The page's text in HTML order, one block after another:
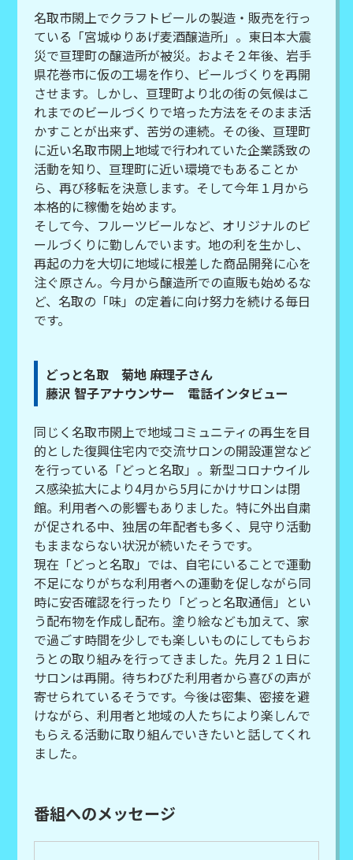
名取市閖上でクラフトビールの製造・販売を行っ
ている「宮城ゆりあげ麦酒醸造所」。東日本大震
災で亘理町の醸造所が被災。およそ２年後、岩手
県花巻市に仮の工場を作り、ビールづくりを再開
させます。しかし、亘理町より北の街の気候はこ
れまでのビールづくりで培った方法をそのまま活
かすことが出来ず、苦労の連続。その後、亘理町
に近い名取市閖上地域で行われていた企業誘致の
活動を知り、亘理町に近い環境でもあることか
ら、再び移転を決意します。そして今年１月から
本格的に稼働を始めます。
そして今、フルーツビールなど、オリジナルのビ
ールづくりに勤しんでいます。地の利を生かし、
再起の力を大切に地域に根差した商品開発に心を
注ぐ原さん。今月から醸造所での直販も始めるな
ど、名取の「味」の定着に向け努力を続ける毎日
です。
どっと名取 菊地 麻理子さん
藤沢 智子アナウンサー 電話インタビュー
同じく名取市閖上で地域コミュニティの再生を目
的とした復興住宅内で交流サロンの開設運営など
を行っている「どっと名取」。新型コロナウイル
ス感染拡大により4月から5月にかけサロンは閉
館。利用者への影響もありました。特に外出自粛
が促される中、独居の年配者も多く、見守り活動
もままならない状況が続いたそうです。
現在「どっと名取」では、自宅にいることで運動
不足になりがちな利用者への運動を促しながら同
時に安否確認を行ったり「どっと名取通信」とい
う配布物を作成し配布。塗り絵なども加えて、家
で過ごす時間を少しでも楽しいものにしてもらお
うとの取り組みを行ってきました。先月２１日に
サロンは再開。待ちわびた利用者から喜びの声が
寄せられているそうです。今後は密集、密接を避
けながら、利用者と地域の人たちにより楽しんで
もらえる活動に取り組んでいきたいと話してくれ
ました。
番組へのメッセージ